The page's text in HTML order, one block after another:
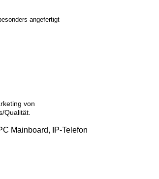
angefertigt
von
Qualität.
Mainboard, IP-Telefon